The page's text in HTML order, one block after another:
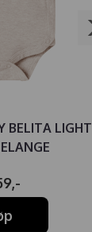
BELITA LIGHT